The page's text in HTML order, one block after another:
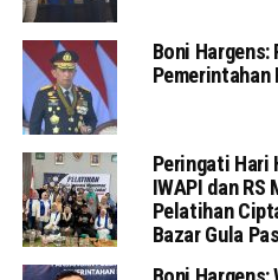
Boni
Pemerintahan
Peringati Hari
IWAPI dan RS
Pelatihan
Bazar Gula